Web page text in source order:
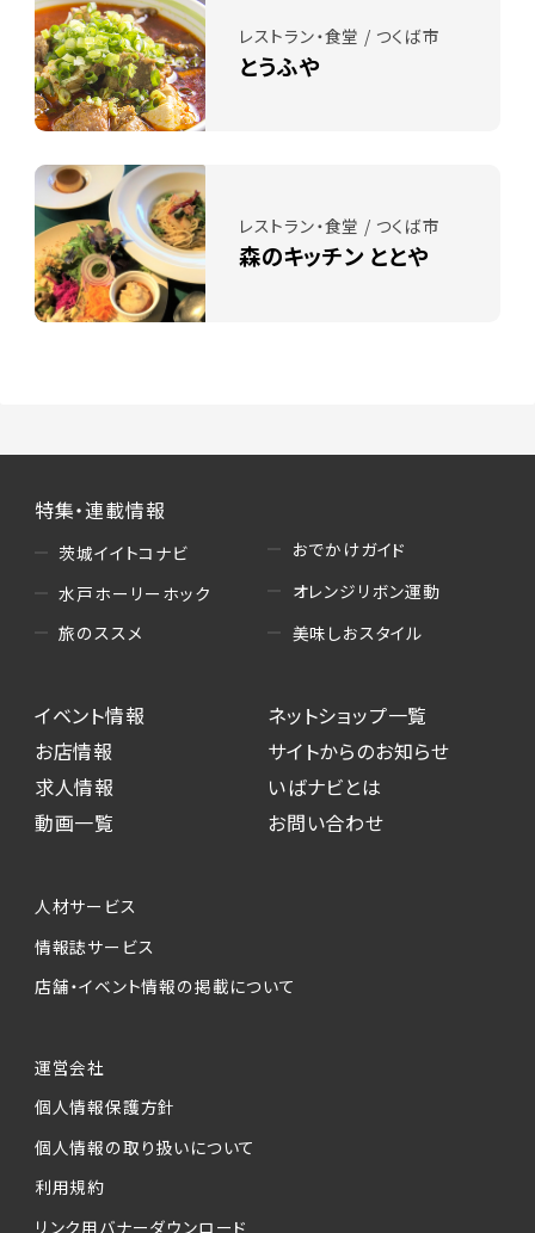
レストラン・食堂 / つくば市
とうふや
レストラン・食堂 / つくば市
森のキッチン ととや
特集・連載情報
茨城イイトコナビ
水戸ホーリーホック
旅のススメ
おでかけガイド
オレンジリボン運動
美味しおスタイル
イベント情報
お店情報
求人情報
動画一覧
ネットショップ一覧
サイトからのお知らせ
いばナビとは
お問い合わせ
人材サービス
情報誌サービス
店舗・イベント情報の掲載について
運営会社
個人情報保護方針
個人情報の取り扱いについて
利用規約
リンク用バナーダウンロード